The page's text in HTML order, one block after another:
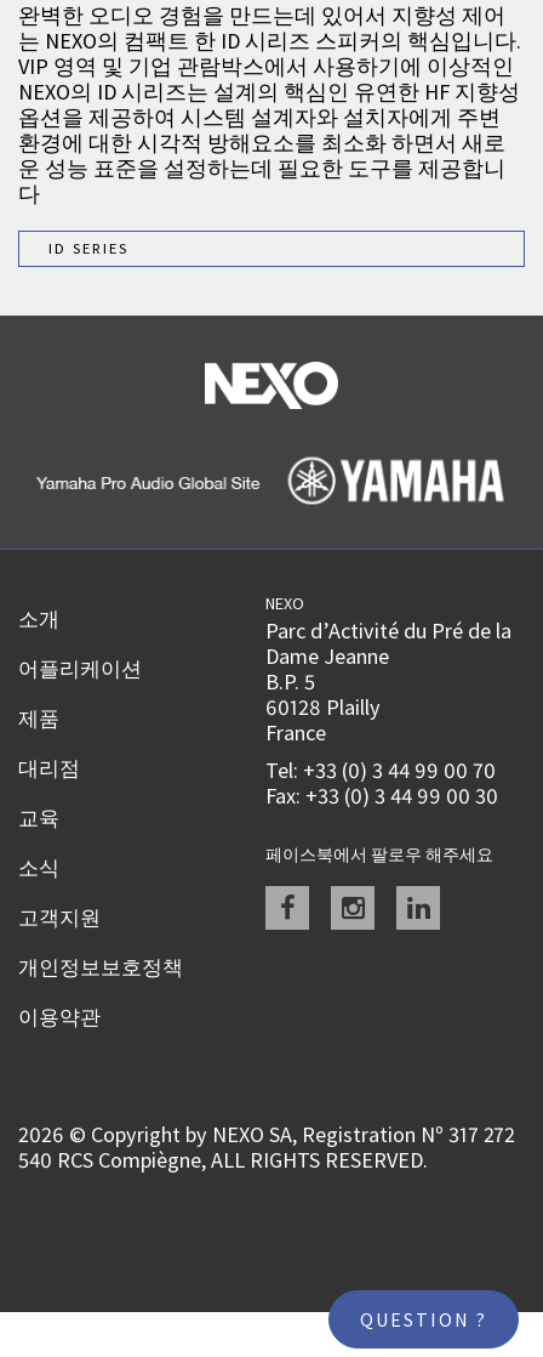
QUESTION ?
완벽한 오디오 경험을 만드는데 있어서 지향성 제어
는 NEXO의 컴팩트 한 ID 시리즈 스피커의 핵심입니다.
VIP 영역 및 기업 관람박스에서 사용하기에 이상적인
NEXO의 ID 시리즈는 설계의 핵심인 유연한 HF 지향성
옵션을 제공하여 시스템 설계자와 설치자에게 주변
환경에 대한 시각적 방해요소를 최소화 하면서 새로
운 성능 표준을 설정하는데 필요한 도구를 제공합니
다
ID SERIES
소개
어플리케이션
제품
대리점
교육
소식
고객지원
개인정보보호정책
이용약관
NEXO
Parc d’Activité du Pré de la
Dame Jeanne
B.P. 5
60128 Plailly
France
Tel: +33 (0) 3 44 99 00 70
Fax: +33 (0) 3 44 99 00 30
페이스북에서 팔로우 해주세요
Facebookinstagramlinkedin
2026 © Copyright by NEXO SA, Registration Nº 317 272
540 RCS Compiègne, ALL RIGHTS RESERVED.